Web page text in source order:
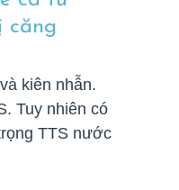
căng
kiên nhẫn.
Tuy nhiên có
TTS nước